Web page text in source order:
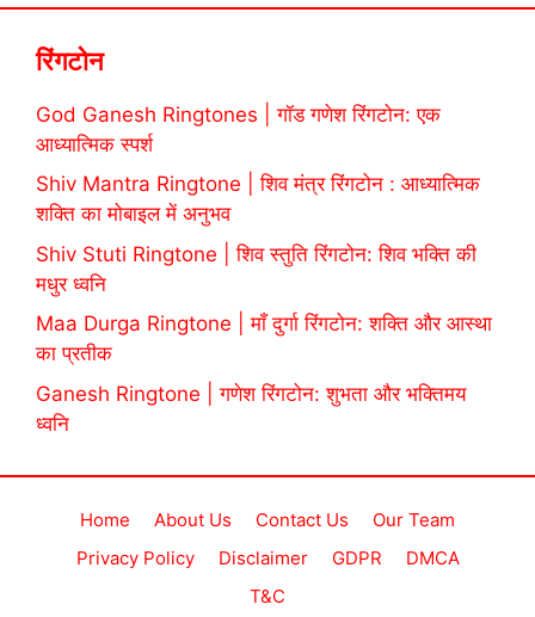
रिंगटोन
God Ganesh Ringtones | गॉड गणेश रिंगटोन: एक
आध्यात्मिक स्पर्श
Shiv Mantra Ringtone | शिव मंत्र रिंगटोन : आध्यात्मिक
शक्ति का मोबाइल में अनुभव
Shiv Stuti Ringtone | शिव स्तुति रिंगटोन: शिव भक्ति की
मधुर ध्वनि
Maa Durga Ringtone | माँ दुर्गा रिंगटोन: शक्ति और आस्था
का प्रतीक
Ganesh Ringtone | गणेश रिंगटोन: शुभता और भक्तिमय
ध्वनि
Home About Us Contact Us
Our Team
Privacy Policy
Disclaimer GDPR
DMCA
T&C